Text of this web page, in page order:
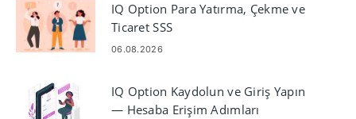
IQ Option Para Yatırma, Çekme ve
Ticaret SSS
06.08.2026
IQ Option Kaydolun ve Giriş Yapın
— Hesaba Erişim Adımları